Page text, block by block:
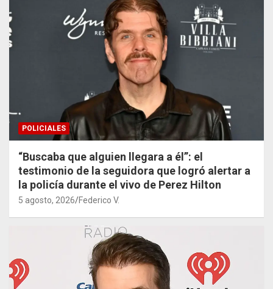
POLICIALES
“Buscaba que alguien llegara a él”: el
testimonio de la seguidora que logró alertar a
la policía durante el vivo de Perez Hilton
5 agosto, 2026 Federico V.